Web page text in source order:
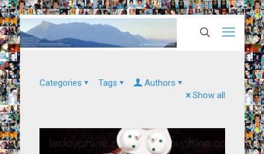
Categories Tags
Authors
Show all